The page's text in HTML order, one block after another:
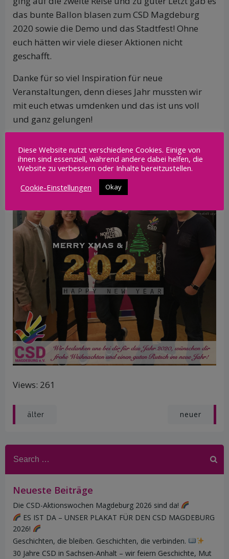
das bunte Ballon blasen zum CSD Magdeburg
2020 sowie die Demo und das Stadtfest! Ohne
euch hätten wir viele dieser Aktionen nicht
geschafft.
Danke für so viel Inspiration für neue
Veranstaltungen, denn dieses Jahr mussten wir
mit euch etwas umdenken und das ist uns voll
und ganz gelungen!
anderes Jahr 2020!
Views: 261
Post
navigation
älter
navigation
neuer
for:
Neueste Beiträge
Die CSD-Aktionswochen Magdeburg 2026 sind da!
ES IST DA – UNSER PLAKAT FÜR DEN CSD MAGDEBURG
2026!
Geschichten, die bleiben. Geschichten, die verbinden.
30 Jahre CSD in Sachsen-Anhalt – wir feiern Geschichte, Mut
Diese Website nutzt verschiedene Cookies. Einige von
ihnen sind essenziell, während andere dabei helfen, die
Website zu verbessern oder Inhalte bereitzustellen.
Cookie-Einstellungen
Okay